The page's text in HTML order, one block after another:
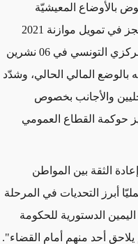
بالأوضاع المعيشيّة
وتحسين القدرة الشرائية في ظل شح حاد للموارد المالية وسط عجز في تمويل موازنة 2021
الذي أقره البنك المركزي التونسي. ووفق بيان صادر عن البنك المركزي التونسي في 06 نشرين
بالوضع المالي الحالي، وشدّد
والأجانب بخصوص
حوكمة القطاع العمومي
الثقة بين المواطن
أبرز التحديات في المرحلة
الدستورية للحكومة
يلاحق أحد منهم أمام القضاء".